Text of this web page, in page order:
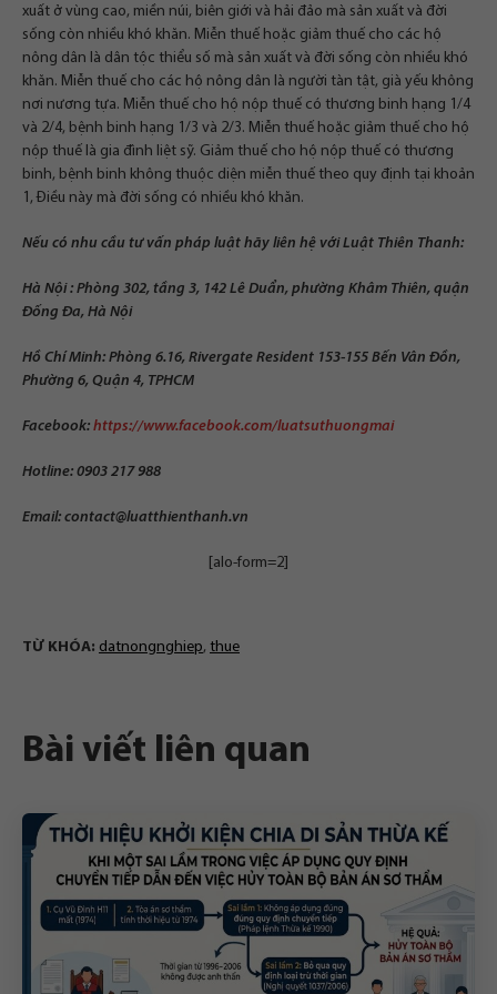
xuất ở vùng cao, miền núi, biên giới và hải đảo mà sản xuất và đời
sống còn nhiều khó khăn. Miễn thuế hoặc giảm thuế cho các hộ
nông dân là dân tộc thiểu số mà sản xuất và đời sống còn nhiều khó
khăn. Miễn thuế cho các hộ nông dân là người tàn tật, già yếu không
nơi nương tựa. Miễn thuế cho hộ nộp thuế có thương binh hạng 1/4
và 2/4, bệnh binh hạng 1/3 và 2/3. Miễn thuế hoặc giảm thuế cho hộ
nộp thuế là gia đình liệt sỹ. Giảm thuế cho hộ nộp thuế có thương
binh, bệnh binh không thuộc diện miễn thuế theo quy định tại khoản
1, Điều này mà đời sống có nhiều khó khăn.
Nếu có nhu cầu tư vấn pháp luật hãy liên hệ với Luật Thiên Thanh:
Hà Nội : Phòng 302, tầng 3, 142 Lê Duẩn, phường Khâm Thiên, quận
Đống Đa, Hà Nội
Hồ Chí Minh: Phòng 6.16, Rivergate Resident 153-155 Bến Vân Đồn,
Phường 6, Quận 4, TPHCM
Facebook: https://www.facebook.com/luatsuthuongmai
Hotline: 0903 217 988
Email: contact@luatthienthanh.vn
[alo-form=2]
TỪ KHÓA: datnongnghiep, thue
Bài viết liên quan